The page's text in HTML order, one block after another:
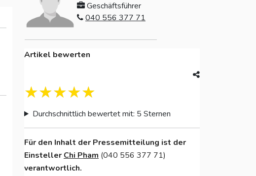
Geschäftsführer
040 556 377 71
Artikel bewerten
Durchschnittlich bewertet mit: 5 Sternen
Für den Inhalt der Pressemitteilung ist der
Einsteller Chi Pham (040 556 377 71)
verantwortlich.